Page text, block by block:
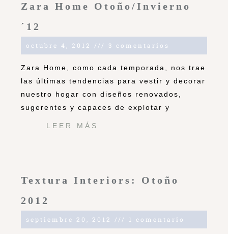
Zara Home Otoño/Invierno
´12
octubre 4, 2012 3 comentarios
Zara Home, como cada temporada, nos trae
las últimas tendencias para vestir y decorar
nuestro hogar con diseños renovados,
sugerentes y capaces de explotar y
LEER MÁS
Textura Interiors: Otoño
2012
septiembre 20, 2012 1 comentario